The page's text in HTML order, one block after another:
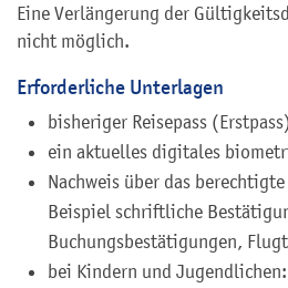
Eine Verlängerung der
nicht möglich.
Erforderliche Unterlagen
bisheriger Reisepass
ein aktuelles digitales
Nachweis über das
Beispiel schriftliche
Buchungsbestätigungen,
bei Kindern und Jugendlichen: